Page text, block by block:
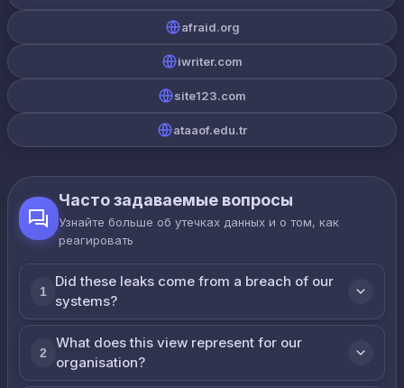
afraid.org
iwriter.com
site123.com
ataaof.edu.tr
Часто задаваемые вопросы
Узнайте больше об утечках данных и о том, как
реагировать
1
Did these leaks come from a breach of our
systems?
2
What does this view represent for our
organisation?